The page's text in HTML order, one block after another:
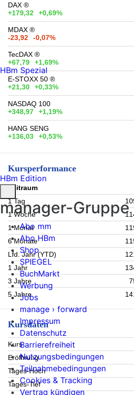
DAX ®
+179,32
+0,69%
MDAX ®
-23,92
-0,07%
TecDAX ®
+67,79
+1,69%
E-STOXX 50 ®
+21,30
+0,33%
NASDAQ 100
+348,97
+1,19%
HANG SENG
+136,03
+0,53%
Kursperformance
Zeitraum
1 Tag
1 Woche
1 Monat
6 Monate
Lfd. Jahr (YTD)
1 Jahr
3 Jahre
5 Jahre
Kursdaten
Kurs
Eröffnung
Tages-Hoch
Tages-Tief
HBm Spezial
HBm Edition
manager-Gruppe
Abo mm
Abo HBm
Shop
SPIEGEL
BuchMarkt
Werbung
Jobs
manage › forward
Impressum
Datenschutz
Barrierefreiheit
Nutzungsbedingungen
Teilnahmebedingungen
Cookies & Tracking
Vertrag kündigen